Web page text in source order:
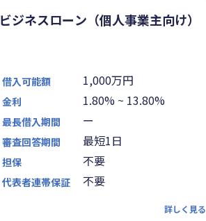
ビジネスローン（個人事業主向け）
借入可能額 1,000万円
金利 1.80% ~ 13.80%
最長借入期間 ー
審査回答期間 最短1日
担保 不要
代表者連帯保証 不要
詳しく見る